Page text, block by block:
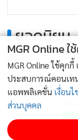
ยอดนิยม
MGR Online
MGR Online ใช้คุก
ประสบการณ์คอนเท
แอพพลิเคชั่น เงื่อนไ
ส่วนบุคคล